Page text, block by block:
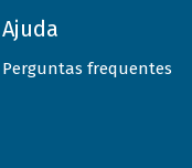
Ajuda
Perguntas frequentes